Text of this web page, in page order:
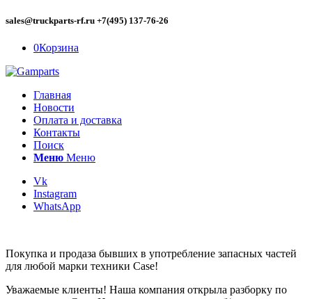
sales@truckparts-rf.ru +7(495) 137-76-26
0Корзина
Главная
Новости
Оплата и доставка
Контакты
Поиск
Меню Меню
Vk
Instagram
WhatsApp
Покупка и продаза бывших в употребление запасных частей
для любой марки техники Case!
Уважаемые клиенты! Наша компания открыла разборку по